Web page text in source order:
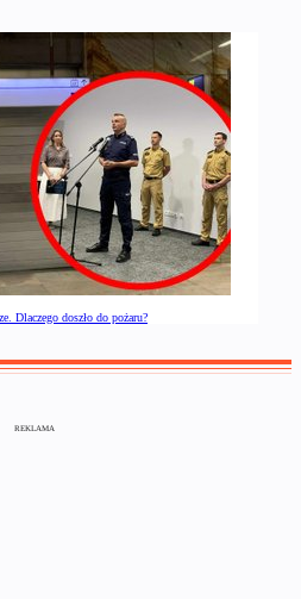
Dlaczego doszło do pożaru?
REKLAMA